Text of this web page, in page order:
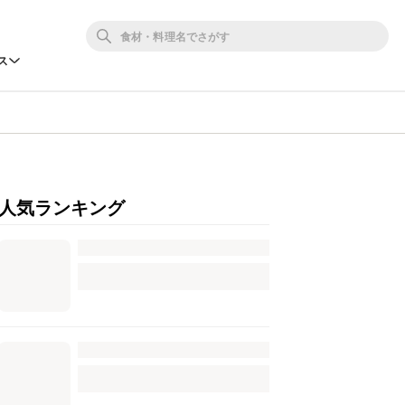
人気ランキング